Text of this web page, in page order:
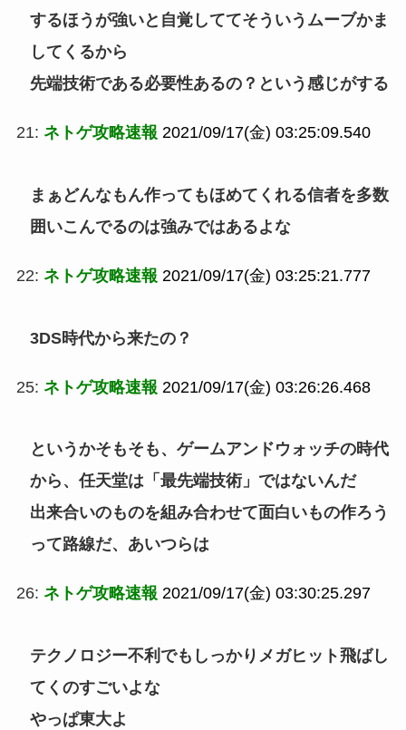
するほうが強いと自覚しててそういうムーブかま
してくるから
先端技術である必要性あるの？という感じがする
21: ネトゲ攻略速報 2021/09/17(金) 03:25:09.540
まぁどんなもん作ってもほめてくれる信者を多数
囲いこんでるのは強みではあるよな
22: ネトゲ攻略速報 2021/09/17(金) 03:25:21.777
3DS時代から来たの？
25: ネトゲ攻略速報 2021/09/17(金) 03:26:26.468
というかそもそも、ゲームアンドウォッチの時代
から、任天堂は「最先端技術」ではないんだ
出来合いのものを組み合わせて面白いもの作ろう
って路線だ、あいつらは
26: ネトゲ攻略速報 2021/09/17(金) 03:30:25.297
テクノロジー不利でもしっかりメガヒット飛ばし
てくのすごいよな
やっぱ東大よ